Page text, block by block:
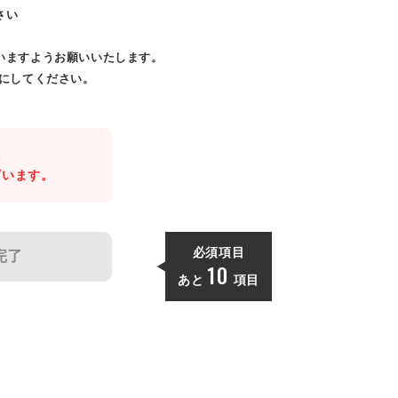
い
すようお願いいたします。
してください。
ます。
了 必須項目
あと 10 項目